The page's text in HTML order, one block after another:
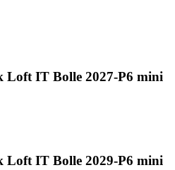
Loft IT Bolle 2027-P6 mini
Loft IT Bolle 2029-P6 mini